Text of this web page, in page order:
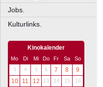
Jobs.
Kulturlinks.
Kinokalender
Mo Di Mi Do Fr Sa
So
3
4 5 6 7 8
9
10
11 12 13 14 15 16